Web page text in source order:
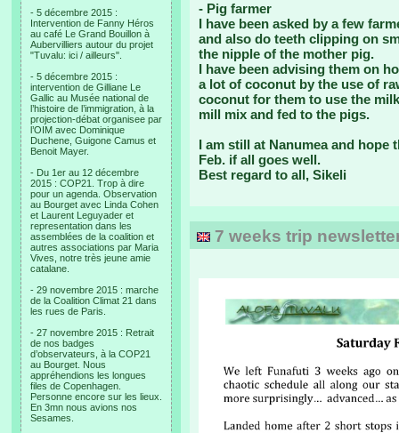
- 5 décembre 2015 :
Intervention de Fanny Héros
au café Le Grand Bouillon à
Aubervilliers autour du projet
"Tuvalu: ici / ailleurs".
- 5 décembre 2015 :
intervention de Gilliane Le
Gallic au Musée national de
l’histoire de l’immigration, à la
projection-débat organisee par
l’OIM avec Dominique
Duchene, Guigone Camus et
Benoit Mayer.
- Du 1er au 12 décembre
2015 : COP21. Trop à dire
pour un agenda. Observation
au Bourget avec Linda Cohen
et Laurent Leguyader et
representation dans les
assemblées de la coalition et
autres associations par Maria
Vives, notre très jeune amie
catalane.
- 29 novembre 2015 : marche
de la Coalition Climat 21 dans
les rues de Paris.
- 27 novembre 2015 : Retrait
de nos badges
d’observateurs, à la COP21
au Bourget. Nous
appréhendions les longues
files de Copenhagen.
Personne encore sur les lieux.
En 3mn nous avions nos
Sesames.
- Pig farmer
I have been asked by a few
and also do teeth clipping on
the nipple of the mother pig.
I have been advising them on
a lot of coconut by the use of
coconut for them to use the
mill mix and fed to the pigs.
I am still at Nanumea and hope
Feb. if all goes well.
Best regard to all, Sikeli
7 weeks trip